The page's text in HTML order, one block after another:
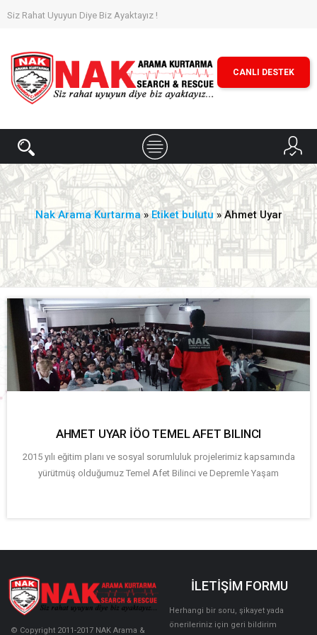
Siz Rahat Uyuyun Diye Biz Ayaktayız !
CANLI DESTEK
Nak Arama Kurtarma»Etiket bulutu » Ahmet Uyar
AHMET UYAR İÖO TEMEL AFET BILINCI
2015 yılı eğitim planı ve sosyal sorumluluk projelerimiz kapsamında
yürütmüş olduğumuz Temel Afet Bilinci ve Depremle Yaşam
© Copyright 2011-2017 NAK Arama &
İLETİŞİM FORMU
Herhangi bir soru, şikayet yada
önerileriniz için geri bildirim